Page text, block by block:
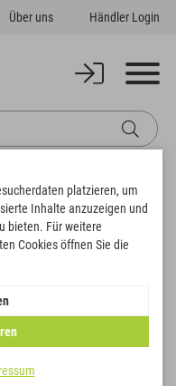
Über uns Händler Login
platzieren, um
Inhalte anzuzeigen und
bieten. Für weitere
Cookies öffnen Sie die